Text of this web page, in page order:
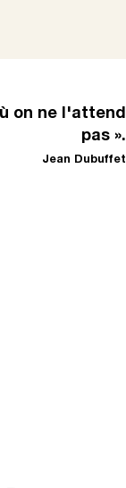
on ne l'attend
pas ».
Jean Dubuffet